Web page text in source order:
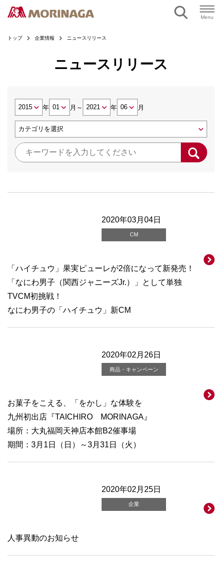
Menu
トップ 企業情報 ニュースリリース
ニュースリリース
年 月 ～ 年 月
2020年03月04日
CM
「ハイチュウ」果実ピューレが2倍になって新発売！
「なにわ男子（関西ジャニーズJr.）」として単独
TVCM初挑戦！
なにわ男子の「ハイチュウ」新CM
2020年02月26日
商品・キャンペーン
お菓子をこえる、「をかし」な体験を
九州初出店『TAICHIRO MORINAGA』
場所：大丸福岡天神店本館B2催事場
期間：3月1日（日）～3月31日（火）
2020年02月25日
企業
人事異動のお知らせ